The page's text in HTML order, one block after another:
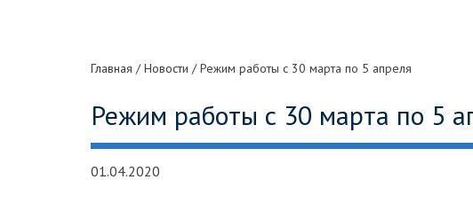
Главная /Новости /Режим работы с 30 марта по 5 апреля
Режим работы с 30 марта по 5
01.04.2020